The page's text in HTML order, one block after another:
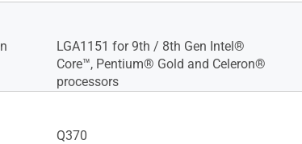
LGA1151 for 9th / 8th Gen Intel®
Core™, Pentium® Gold and Celeron®
processors
Q370